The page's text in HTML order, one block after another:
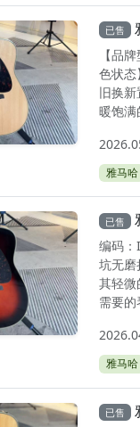
已售
【品
色状态
旧换
暖饱满
雅马哈
已售
编码：
坑无磨
其轻微
需要
雅马哈
已售